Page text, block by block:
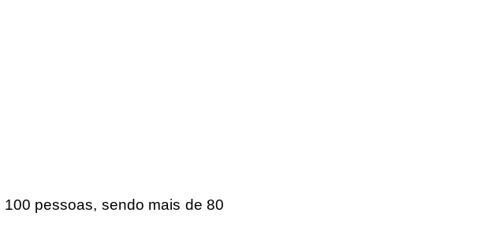
pessoas, sendo mais de 80